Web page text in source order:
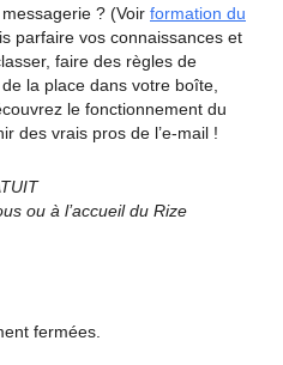
? (Voir formation du
parfaire vos connaissances et
faire des règles de
la place dans votre boîte,
le fonctionnement du
des vrais pros de l’e-mail !
ou à l’accueil du Rize
fermées.